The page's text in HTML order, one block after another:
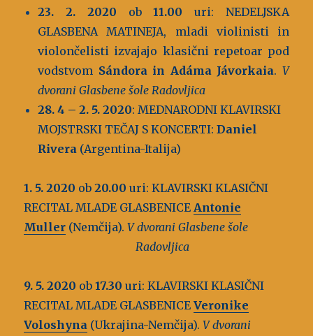
23. 2. 2020 ob11.00 uri: NEDELJSKA
GLASBENA MATINEJA, mladi violinisti in
violončelisti izvajajo klasični repetoar pod
vodstvom Sándora in Adáma Jávorkaia. V
dvorani Glasbene šole Radovljica
28. 4 – 2. 5. 2020: MEDNARODNI KLAVIRSKI
MOJSTRSKI TEČAJ S KONCERTI:Daniel
Rivera (Argentina-Italija)
1. 5. 2020 ob20.00uri: KLAVIRSKI KLASIČNI
RECITAL MLADE GLASBENICE Antonie
Muller (Nemčija).V dvorani Glasbene šole
Radovljica
9. 5. 2020 ob17.30uri: KLAVIRSKI KLASIČNI
RECITAL MLADE GLASBENICEVeronike
Voloshyna (Ukrajina-Nemčija).V dvorani